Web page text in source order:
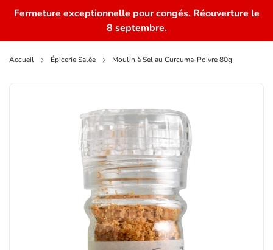
Fermeture exceptionnelle pour congés. Réouverture le
8 septembre.
Accueil Épicerie Salée Moulin à Sel au Curcuma-Poivre 80g